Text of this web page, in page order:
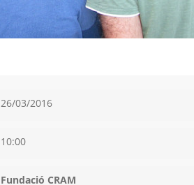
26/03/2016
10:00
Fundació CRAM